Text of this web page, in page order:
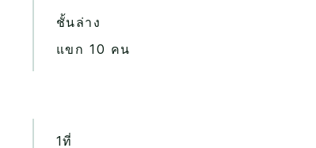
ชั้นล่าง
แขก 10 คน
1ที่